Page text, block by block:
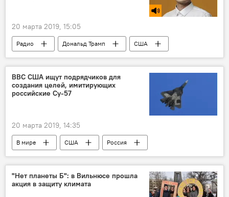
20 марта 2019, 15:05
Радио Дональд Трамп
США
Бразилия
НАТО
ВВС США ищут подрядчиков для
создания целей, имитирующих
российские Су-57
20 марта 2019, 14:35
В мире США
Россия
Китай
самолеты
"Нет планеты Б": в Вильнюсе прошла
акция в защиту климата